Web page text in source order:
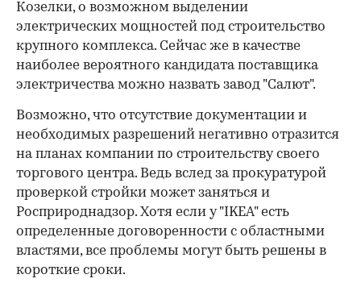
Козелки, о возможном выделении
электрических мощностей под строительство
крупного комплекса. Сейчас же в качестве
наиболее вероятного кандидата поставщика
электричества можно назвать завод "Салют".
Возможно, что отсутствие документации и
необходимых разрешений негативно отразится
на планах компании по строительству своего
торгового центра. Ведь вслед за прокуратурой
проверкой стройки может заняться и
Росприроднадзор. Хотя если у "IKEA" есть
определенные договоренности с областными
властями, все проблемы могут быть решены в
короткие сроки.